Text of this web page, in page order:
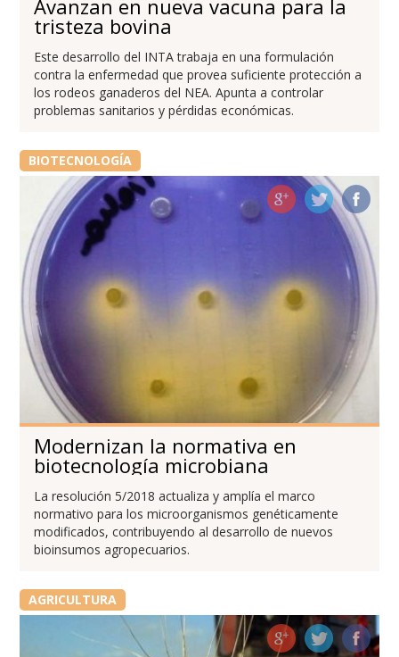
Avanzan en nueva vacuna para la
tristeza bovina
Este desarrollo del INTA trabaja en una formulación
contra la enfermedad que provea suficiente protección a
los rodeos ganaderos del NEA. Apunta a controlar
problemas sanitarios y pérdidas económicas.
BIOTECNOLOGÍA
Modernizan la normativa en
biotecnología microbiana
La resolución 5/2018 actualiza y amplía el marco
normativo para los microorganismos genéticamente
modificados, contribuyendo al desarrollo de nuevos
bioinsumos agropecuarios.
AGRICULTURA